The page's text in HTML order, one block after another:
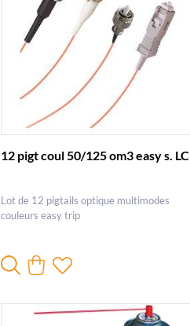
12 pigt coul 50/125 om3 easy s. LC
Lot de 12 pigtails optique multimodes
couleurs easy trip